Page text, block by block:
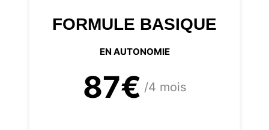
FORMULE BASIQUE
EN AUTONOMIE
87€ /4 mois